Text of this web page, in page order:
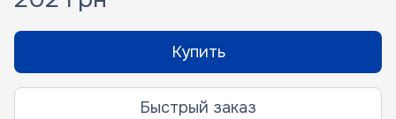
Купить
Быстрый заказ